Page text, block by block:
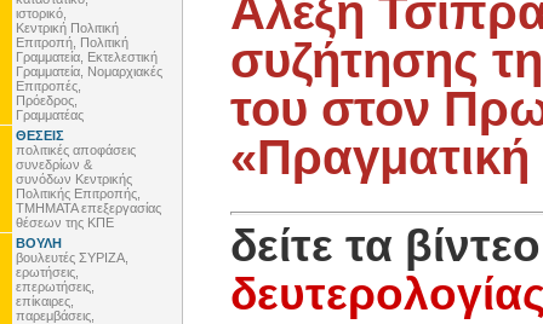
ιστορικό,
Κεντρική Πολιτική
Επιτροπή, Πολιτική
Γραμματεία, Εκτελεστική
Γραμματεία, Νομαρχιακές
Επιτροπές,
Πρόεδρος,
Γραμματέας
ΘΕΣΕΙΣ
πολιτικές αποφάσεις
συνεδρίων &
συνόδων Κεντρικής
Πολιτικής Επιτροπής,
ΤΜΗΜΑΤΑ επεξεργασίας
θέσεων της ΚΠΕ
ΒΟΥΛΗ
βουλευτές ΣΥΡΙΖΑ,
ερωτήσεις,
επερωτήσεις,
επίκαιρες,
παρεμβάσεις,
Αλέξη
συζήτησης
του στον
δείτε τα